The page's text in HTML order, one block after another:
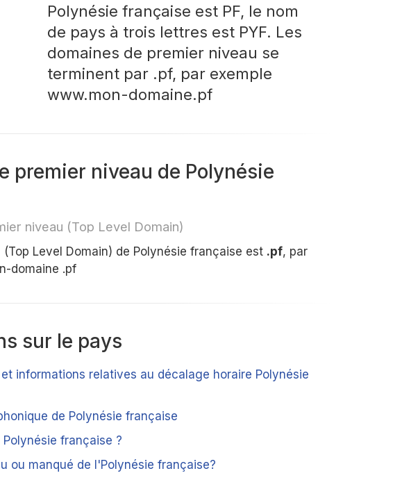
Polynésie française est PF, le nom
de pays à trois lettres est PYF. Les
domaines de premier niveau se
terminent par .pf, par exemple
www.mon-domaine.pf
premier niveau de Polynésie
niveau (Top Level Domain)
(Top Level Domain) de Polynésie française est .pf, par
domaine .pf
sur le pays
informations relatives au décalage horaire Polynésie
de Polynésie française
française ?
ou manqué de l'Polynésie française?